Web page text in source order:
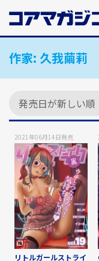
ン
作家: 久我繭莉
2021年06月14日発売
リトルガールストライ